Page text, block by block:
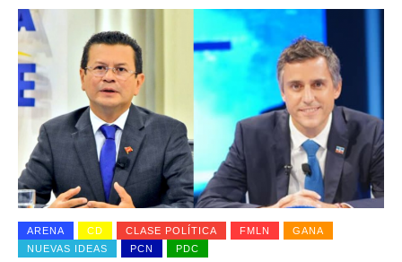
ARENA CD CLASE POLÍTICA FMLN
GANA
NUEVAS IDEAS
PCN PDC